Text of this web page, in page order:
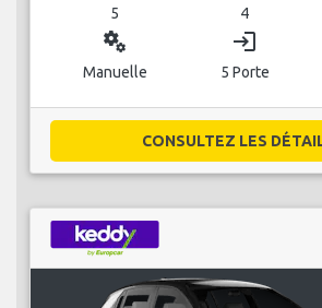
5 4
miscellaneous_services
Manuelle
login
5 Porte
CONSULTEZ LES